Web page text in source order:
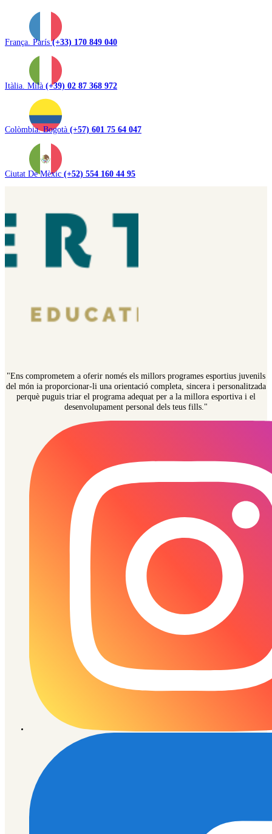
França. París(+33) 170 849 040
Itàlia. Milà (+39) 02 87 368 972
Colòmbia. Bogotà (+57) 601 75 64 047
Ciutat De Mèxic (+52) 554 160 44 95
"Ens comprometem a oferir només els millors programes esportius juvenils
del món ia proporcionar-li una orientació completa, sincera i personalitzada
perquè puguis triar el programa adequat per a la millora esportiva i el
desenvolupament personal dels teus fills."